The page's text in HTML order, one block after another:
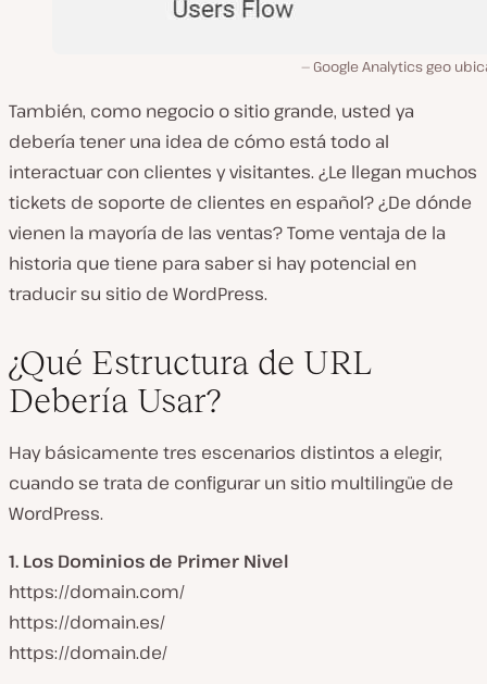
Google Analytics geo
También, como negocio o sitio grande, usted ya
debería tener una idea de cómo está todo al
interactuar con clientes y visitantes. ¿Le llegan muchos
tickets de soporte de clientes en español? ¿De dónde
vienen la mayoría de las ventas? Tome ventaja de la
historia que tiene para saber si hay potencial en
traducir su sitio de WordPress.
¿Qué Estructura de URL
Debería Usar?
Hay básicamente tres escenarios distintos a elegir,
cuando se trata de configurar un sitio multilingüe de
WordPress.
1. Los Dominios de Primer Nivel
https://domain.com/
https://domain.es/
https://domain.de/